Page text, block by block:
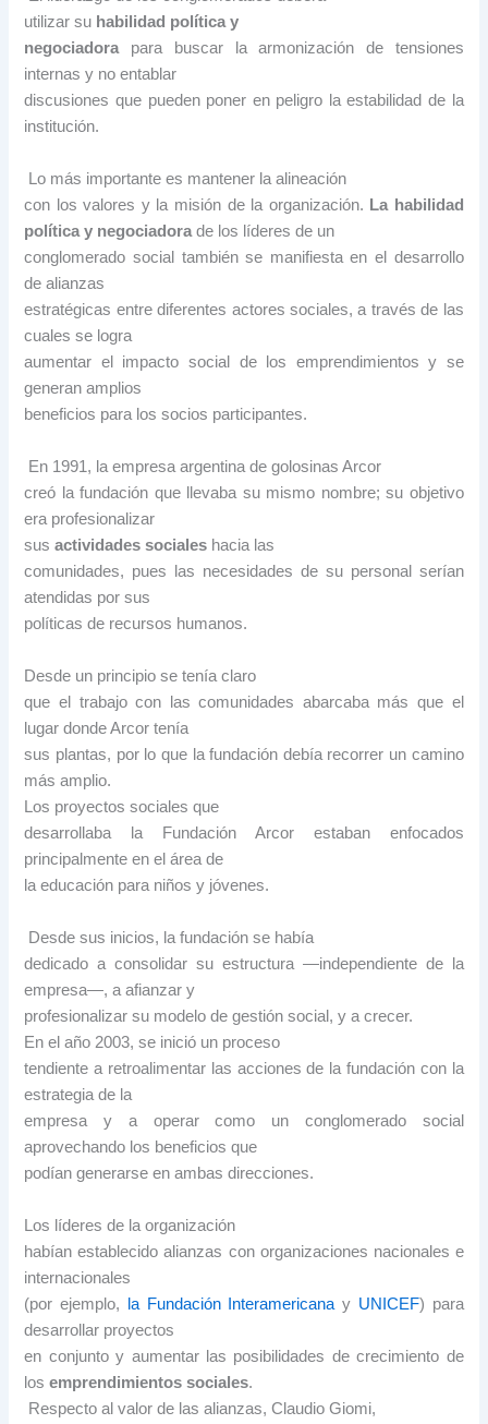
utilizar su habilidad política y
negociadora para buscar la armonización de tensiones
internas y no entablar
discusiones que pueden poner en peligro la estabilidad de la
institución.
Lo más importante es mantener la alineación
con los valores y la misión de la organización. La habilidad
política y negociadora de los líderes de un
conglomerado social también se manifiesta en el desarrollo
de alianzas
estratégicas entre diferentes actores sociales, a través de las
cuales se logra
aumentar el impacto social de los emprendimientos y se
generan amplios
beneficios para los socios participantes.
En 1991, la empresa argentina de golosinas Arcor
creó la fundación que llevaba su mismo nombre; su objetivo
era profesionalizar
susactividades sociales hacia las
comunidades, pues las necesidades de su personal serían
atendidas por sus
políticas de recursos humanos.
Desde un principio se tenía claro
que el trabajo con las comunidades abarcaba más que el
lugar donde Arcor tenía
sus plantas, por lo que la fundación debía recorrer un camino
más amplio.
Los proyectos sociales que
desarrollaba la Fundación Arcor estaban enfocados
principalmente en el área de
la educación para niños y jóvenes.
Desde sus inicios, la fundación se había
dedicado a consolidar su estructura —independiente de la
empresa—, a afianzar y
profesionalizar su modelo de gestión social, y a crecer.
En el año 2003, se inició un proceso
tendiente a retroalimentar las acciones de la fundación con la
estrategia de la
empresa y a operar como un conglomerado social
aprovechando los beneficios que
podían generarse en ambas direcciones.
Los líderes de la organización
habían establecido alianzas con organizaciones nacionales e
internacionales
(por ejemplo,
la Fundación Interamericana y UNICEF) para
desarrollar proyectos
en conjunto y aumentar las posibilidades de crecimiento de
losemprendimientos sociales.
Respecto al valor de las alianzas, Claudio Giomi,